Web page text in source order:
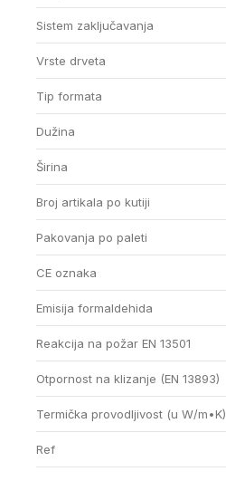
Sistem zaključavanja
Vrste drveta
Tip formata
Dužina
Širina
Broj artikala po kutiji
Pakovanja po paleti
CE oznaka
Emisija formaldehida
Reakcija na požar EN 13501
Otpornost na klizanje (EN 13893)
Termička provodljivost (u W/m•K)
Ref